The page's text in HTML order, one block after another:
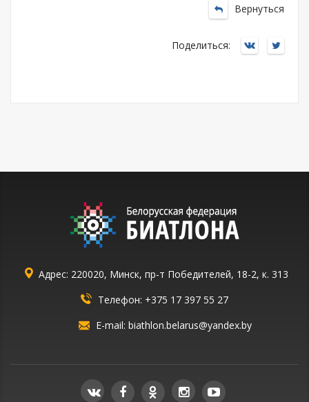
Вернуться
Поделиться:
Адрес: 220020, Минск, пр-т Победителей, 18-2, к. 313
Телефон: +375 17 397 55 27
E-mail: biathlon.belarus@yandex.by